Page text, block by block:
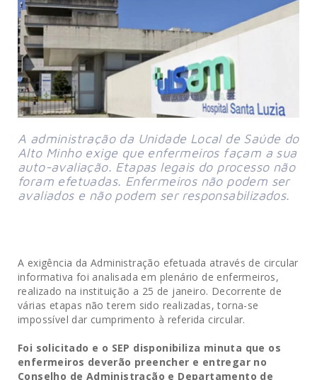
A administração da Unidade Local de Saúde do
Alto Minho exige que enfermeiros façam a sua
auto-avaliação. Etapas legais do processo não
foram efetuadas. Enfermeiros não podem ser
avaliados e não podem ser responsabilizados.
A exigência da Administração efetuada através de circular
informativa foi analisada em plenário de enfermeiros,
realizado na instituição a 25 de janeiro. Decorrente de
várias etapas não terem sido realizadas, torna-se
impossível dar cumprimento à referida circular.
Foi solicitado e o SEP disponibiliza minuta que os
enfermeiros deverão preencher e entregar no
Conselho de Administração e Departamento de